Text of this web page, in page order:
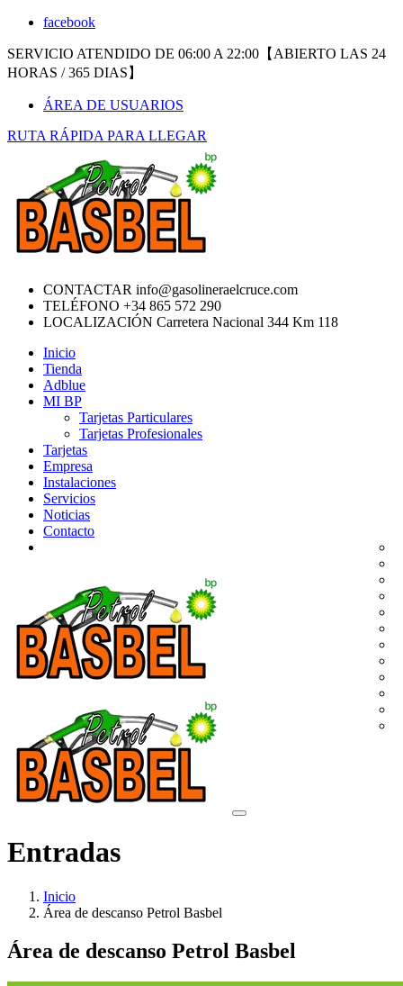
facebook
SERVICIO ATENDIDO DE 06:00 A 22:00【ABIERTO LAS 24
HORAS / 365 DIAS】
ÁREA DE USUARIOS
RUTA RÁPIDA PARA LLEGAR
CONTACTAR info@gasolineraelcruce.com
TELÉFONO +34 865 572 290
LOCALIZACIÓN Carretera Nacional 344 Km 118
Inicio
Tienda
Adblue
MI BP
Tarjetas Particulares
Tarjetas Profesionales
Tarjetas
Empresa
Instalaciones
Servicios
Noticias
Contacto
Entradas
Inicio
Área de descanso Petrol Basbel
Área de descanso Petrol Basbel